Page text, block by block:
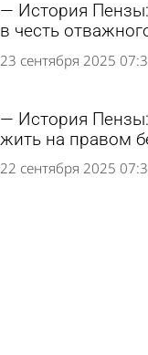
История
в честь
23 сентября 2025
История
жить на правом
22 сентября 2025